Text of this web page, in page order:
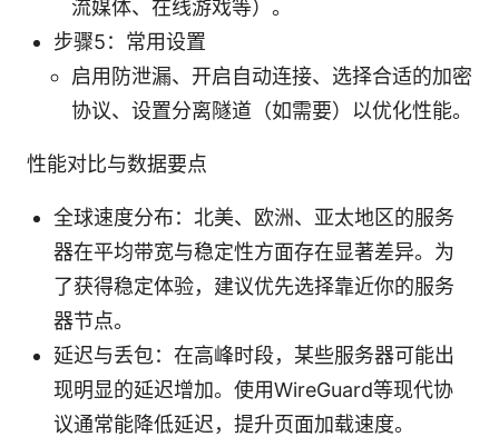
流媒体、在线游戏等）。
步骤5：常用设置
启用防泄漏、开启自动连接、选择合适的加密
协议、设置分离隧道（如需要）以优化性能。
性能对比与数据要点
全球速度分布：北美、欧洲、亚太地区的服务
器在平均带宽与稳定性方面存在显著差异。为
了获得稳定体验，建议优先选择靠近你的服务
器节点。
延迟与丢包：在高峰时段，某些服务器可能出
现明显的延迟增加。使用WireGuard等现代协
议通常能降低延迟，提升页面加载速度。